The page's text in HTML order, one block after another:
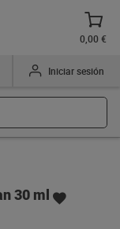
0,00 €
Iniciar sesión
30 ml